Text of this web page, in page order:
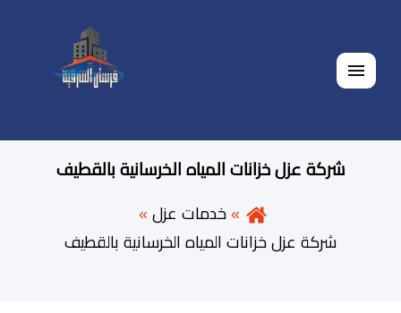
القائمة
شركة عزل خزانات المياه الخرسانية بالقطيف
خدمات عزل
شركة عزل خزانات المياه الخرسانية بالقطيف